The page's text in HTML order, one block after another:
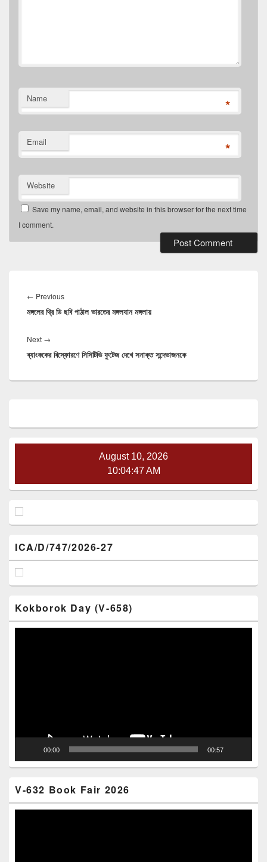
Name *
Email *
Website
Save my name, email, and website in this browser for the next time
I comment.
navigation
← PreviousPrevious
post:
মঙ্গলের থ্রি ডি ছবি পাঠাল ভারতের মঙ্গলযান মঙ্গলায়
Next →
post:
ব্যাংককের বিস্ফোরণে সিসিটিভি ফুটেজ দেখে সনাক্ত সন্দেভাজনকে
Widget
August 10, 2026
10:04:48 AM
ICA/D/747/2026-27
Kokborok Day (V-658)
00:00 00:57
V-632 Book Fair 2026